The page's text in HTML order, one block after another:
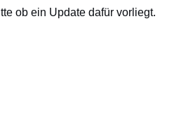
ob ein Update dafür vorliegt.